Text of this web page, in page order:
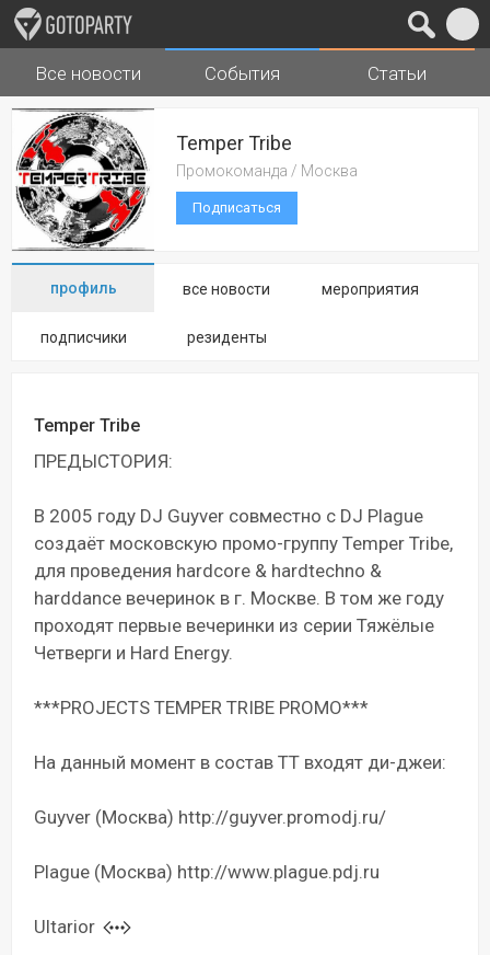
Города Музыка
Все новости События Статьи
Temper Tribe
Промокоманда / Москва
Подписаться
профиль все новости мероприятия
подписчики резиденты
Temper Tribe
ПРЕДЫСТОРИЯ:
В 2005 году DJ Guyver совместно с DJ Plague
создаёт московскую промо-группу Temper Tribe,
для проведения hardcore & hardtechno &
harddance вечеринок в г. Москве. В том же году
проходят первые вечеринки из серии Тяжёлые
Четверги и Hard Energy.
***PROJECTS TEMPER TRIBE PROMO***
На данный момент в состав ТТ входят ди-джеи:
Guyver (Москва) http://guyver.promodj.ru/
Plague (Москва) http://www.plague.pdj.ru
Ultarior